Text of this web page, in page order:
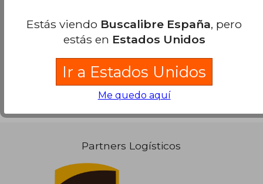
Ver más opiniones de clientes
Partners Logísticos
Estás viendo Buscalibre España, pero
estás en Estados Unidos
Ir a Estados Unidos
Me quedo aquí